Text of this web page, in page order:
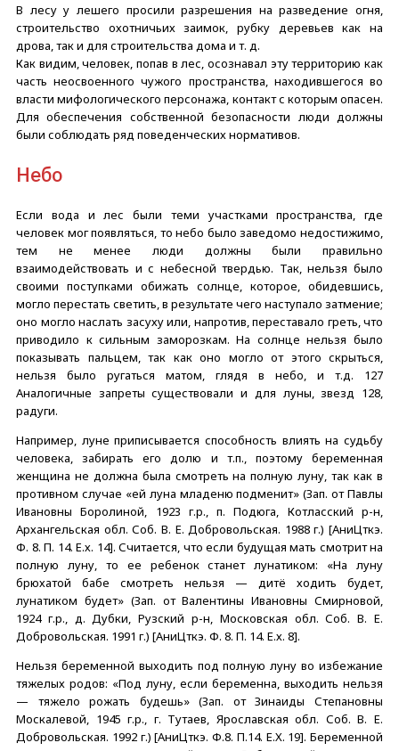
В лесу у лешего просили разрешения на разведение огня,
строительство охотничьих заимок, рубку деревьев как на
дрова, так и для строительства дома и т. д.
Как видим, человек, попав в лес, осознавал эту территорию как
часть неосвоенного чужого пространства, находившегося во
власти мифологического персонажа, контакт с которым опасен.
Для обеспечения собственной безопасности люди должны
были соблюдать ряд поведенческих нормативов.
Небо
Если вода и лес были теми участками пространства, где
человек мог появляться, то небо было заведомо недостижимо,
тем не менее люди должны были правильно
взаимодействовать и с небесной твердью. Так, нельзя было
своими поступками обижать солнце, которое, обидевшись,
могло перестать светить, в результате чего наступало затмение;
оно могло наслать засуху или, напротив, переставало греть, что
приводило к сильным заморозкам. На солнце нельзя было
показывать пальцем, так как оно могло от этого скрыться,
нельзя было ругаться матом, глядя в небо, и т.д. 127
Аналогичные запреты существовали и для луны, звезд 128,
радуги.
Например, луне приписывается способность влиять на судьбу
человека, забирать его долю и т.п., поэтому беременная
женщина не должна была смотреть на полную луну, так как в
противном случае «ей луна младеню подменит» (Зап. от Павлы
Ивановны Боролиной, 1923 г.р., п. Подюга, Котласский р-н,
Архангельская обл. Соб. В. Е. Добровольская. 1988 г.) [АниЦткэ.
Ф. 8. П. 14. Е.х. 14]. Считается, что если будущая мать смотрит на
полную луну, то ее ребенок станет лунатиком: «На луну
брюхатой бабе смотреть нельзя — дитё ходить будет,
лунатиком будет» (Зап. от Валентины Ивановны Смирновой,
1924 г.р., д. Дубки, Рузский р-н, Московская обл. Соб. В. Е.
Добровольская. 1991 г.) [АниЦткэ. Ф. 8. П. 14. Е.х. 8].
Нельзя беременной выходить под полную луну во избежание
тяжелых родов: «Под луну, если беременна, выходить нельзя
— тяжело рожать будешь» (Зап. от Зинаиды Степановны
Москалевой, 1945 г.р., г. Тутаев, Ярославская обл. Соб. В. Е.
Добровольская. 1992 г.) [АниЦткэ. Ф.8. П.14. Е.Х. 19]. Беременной